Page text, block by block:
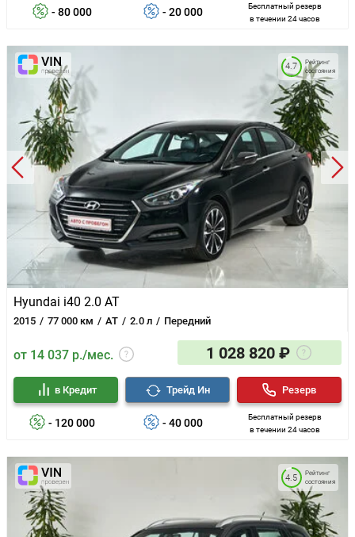
- 80 000 - 20 000
Бесплатный резерв
в течении 24 часов
Hyundai i40 2.0 AT
2015 77 000 км AT 2.0 л Передний
Рейтинг
состояния
4.7
от 14 037 р./мес. 1 028 820 ₽
- 120 000
в Кредит
- 40 000
Трейд Ин
Бесплатный резерв
в течении 24 часов
Резерв
Рейтинг
состояния
4.5